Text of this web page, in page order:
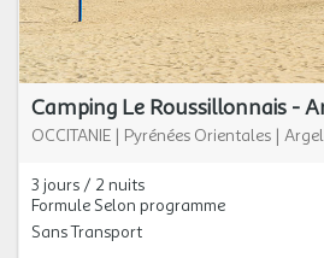
Camping Le Roussillonnais -
OCCITANIE | Pyrénées Orientales |
3 jours / 2 nuits
Formule Selon programme
Sans Transport